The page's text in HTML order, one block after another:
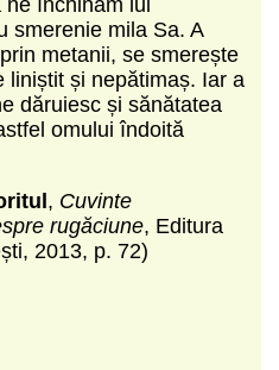
smerenie mila Sa. A
metanii, se smerește
liniștit și nepătimaș. Iar a
dăruiesc și sănătatea
omului îndoită
, Cuvinte
rugăciune, Editura
2013, p. 72)